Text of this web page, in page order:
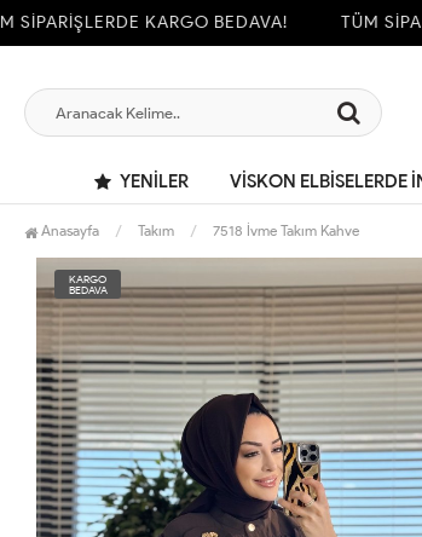
KARGO BEDAVA! TÜM
YENILER VİSKON ELBİSELERDE
Anasayfa Takım 7518 İvme Takım Kahve
KARGO
BEDAVA